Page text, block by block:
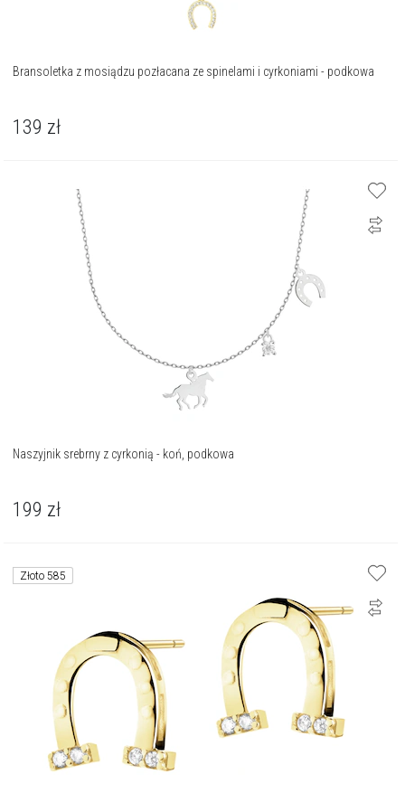
Bransoletka z mosiądzu pozłacana ze spinelami i cyrkoniami - podkowa
139 zł
Naszyjnik srebrny z cyrkonią - koń, podkowa
199 zł
Złoto 585